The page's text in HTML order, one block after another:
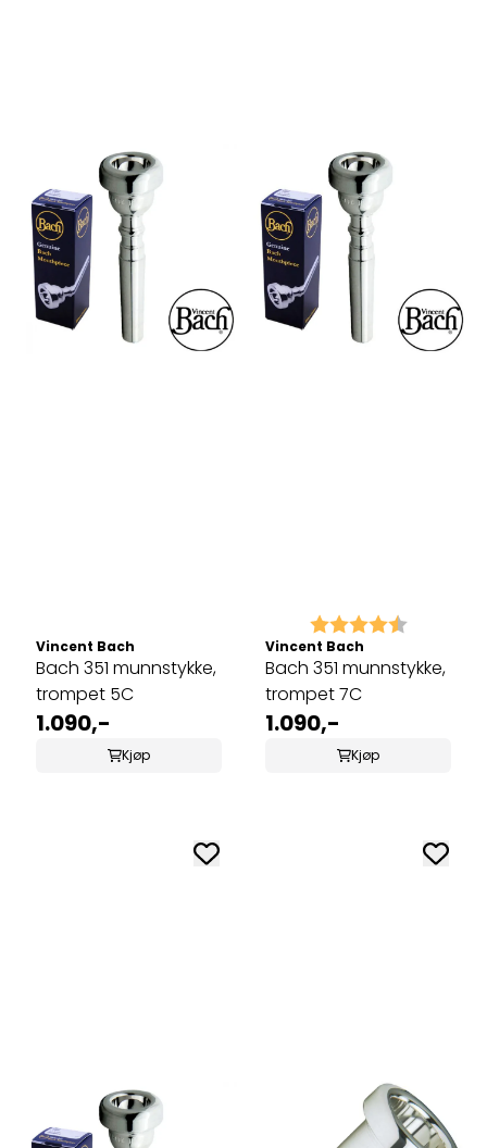
Vincent Bach
Bach 351 munnstykke,
trompet 5C
1.090,-
Kjøp
Karakter: 4.5 av 5
Vincent Bach
Bach 351 munnstykke,
trompet 7C
1.090,-
Kjøp